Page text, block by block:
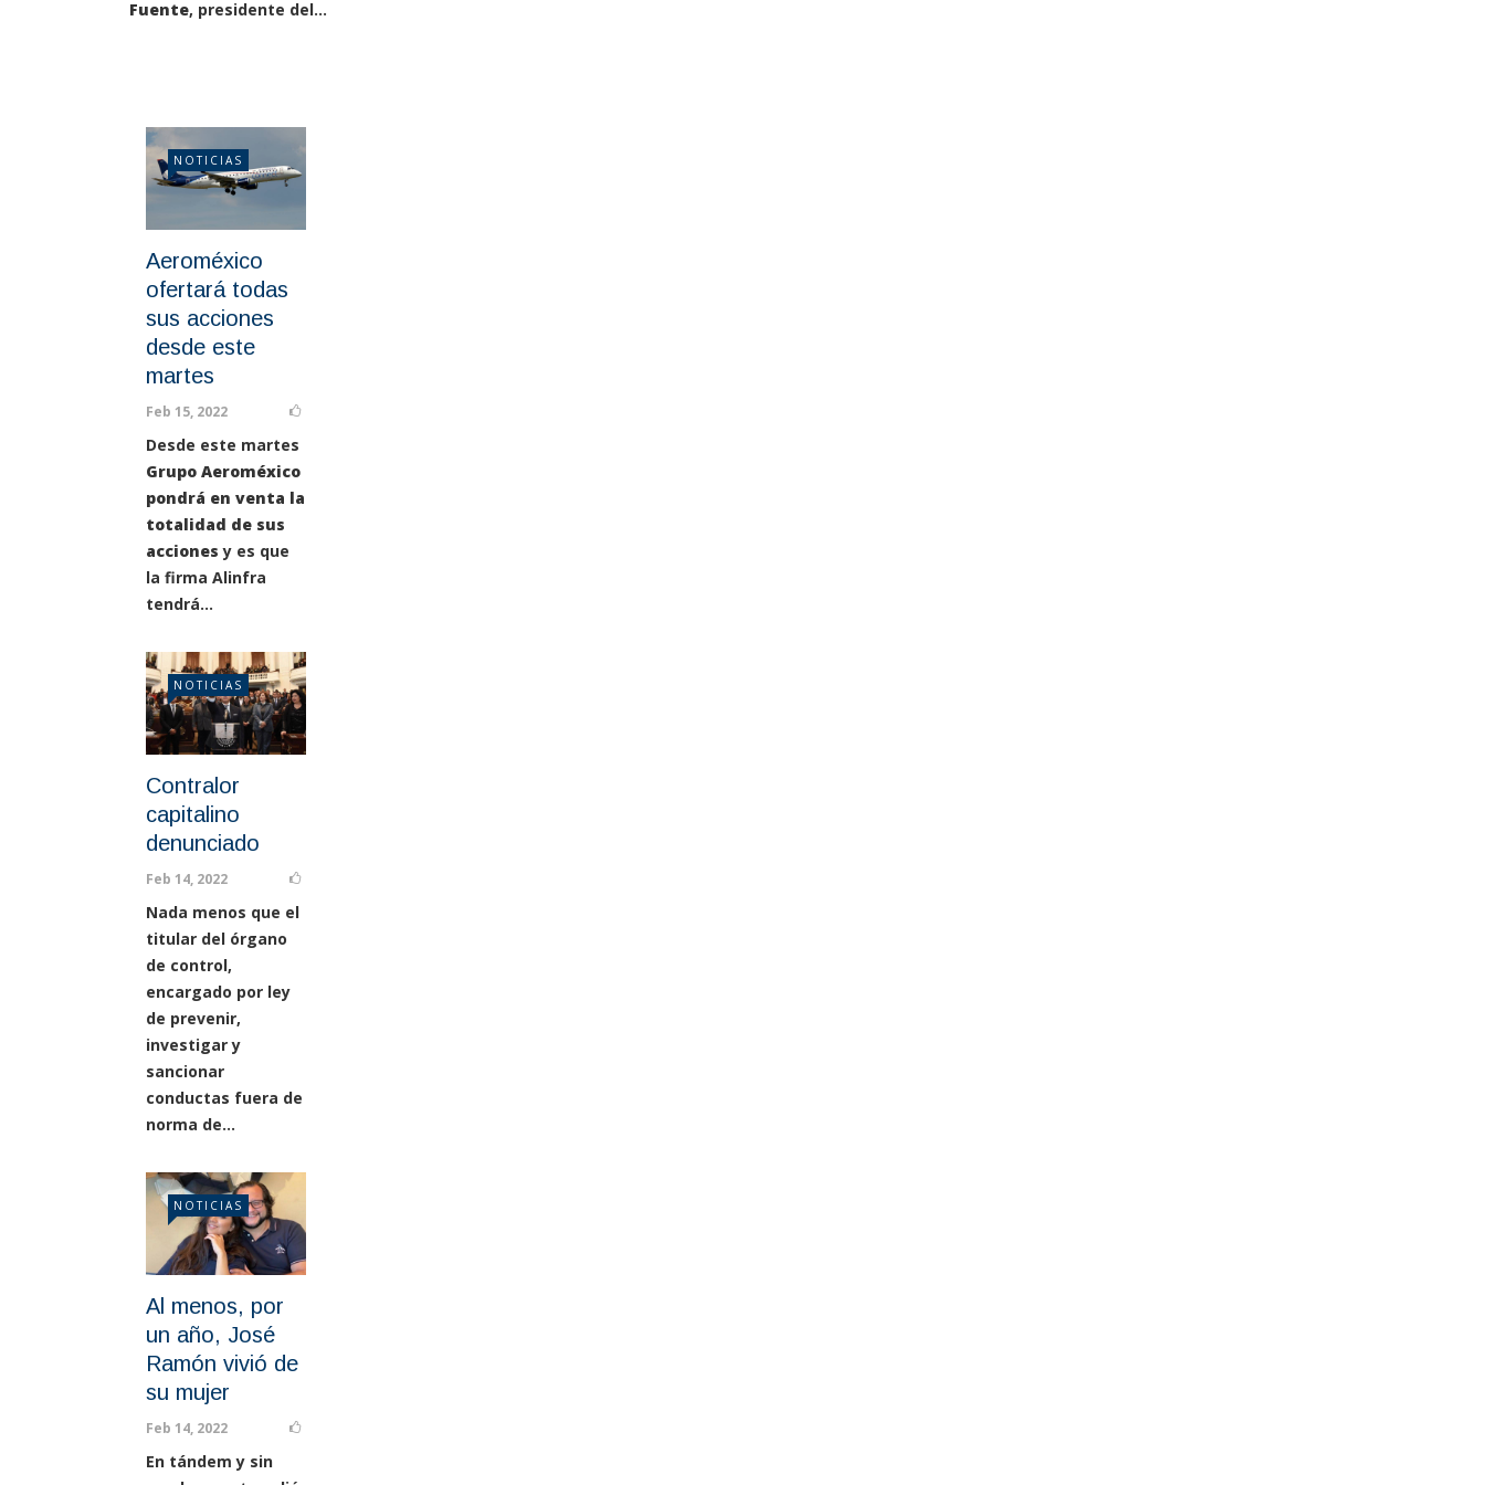
Fuente, presidente del...
NOTICIAS
Aeroméxico
ofertará todas
sus acciones
desde este
martes
Feb 15, 2022
Desde este martes
Grupo Aeroméxico
pondrá en venta la
totalidad de sus
acciones y es que
la firma Alinfra
tendrá...
NOTICIAS
Contralor
capitalino
denunciado
Feb 14, 2022
Nada menos que el
titular del órgano
de control,
encargado por ley
de prevenir,
investigar y
sancionar
conductas fuera de
norma de...
NOTICIAS
Al menos, por
un año, José
Ramón vivió de
su mujer
Feb 14, 2022
En tándem y sin